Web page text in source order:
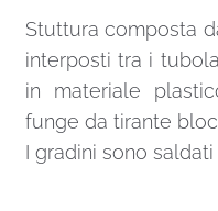
Stuttura composta
interposti tra i
in materiale
funge da tirante
I gradini sono